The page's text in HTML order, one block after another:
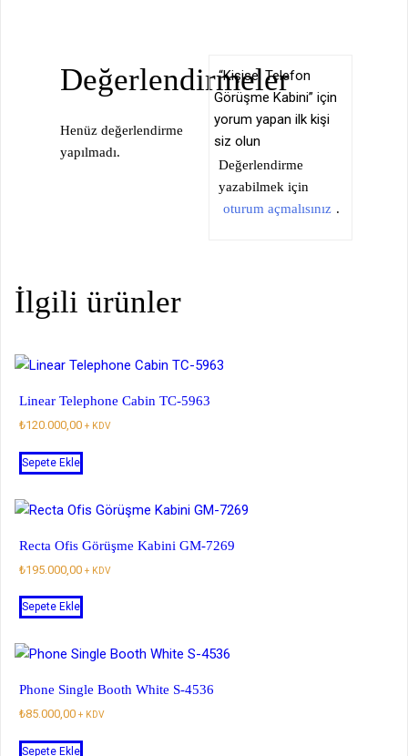
Değerlendirmeler
Henüz değerlendirme
yapılmadı.
“Kişisel Telefon
Görüşme Kabini” için
yorum yapan ilk kişi
siz olun
Değerlendirme
yazabilmek için
oturum açmalısınız .
İlgili ürünler
Linear Telephone Cabin TC-5963
₺120.000,00 + KDV
Sepete Ekle
Recta Ofis Görüşme Kabini GM-7269
₺195.000,00 + KDV
Sepete Ekle
Phone Single Booth White S-4536
₺85.000,00 + KDV
Sepete Ekle